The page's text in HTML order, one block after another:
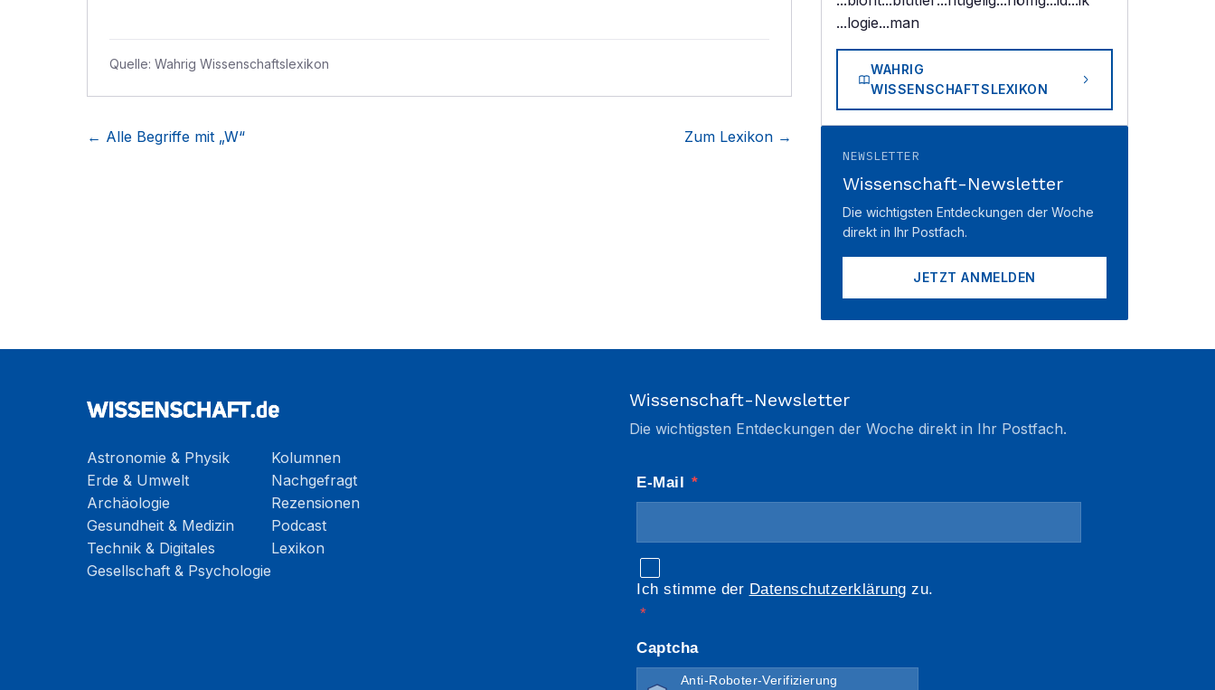
Quelle: Wahrig Wissenschaftslexikon
← Alle Begriffe mit „W“ Zum Lexikon →
...logie...man
WAHRIG
WISSENSCHAFTSLEXIKON
NEWSLETTER
Wissenschaft-Newsletter
Die wichtigsten Entdeckungen der Woche
direkt in Ihr Postfach.
JETZT ANMELDEN
Astronomie & Physik
Erde & Umwelt
Archäologie
Gesundheit & Medizin
Technik & Digitales
Gesellschaft & Psychologie
Kolumnen
Nachgefragt
Rezensionen
Podcast
Lexikon
Wissenschaft-Newsletter
Die wichtigsten Entdeckungen der Woche direkt in Ihr Postfach.